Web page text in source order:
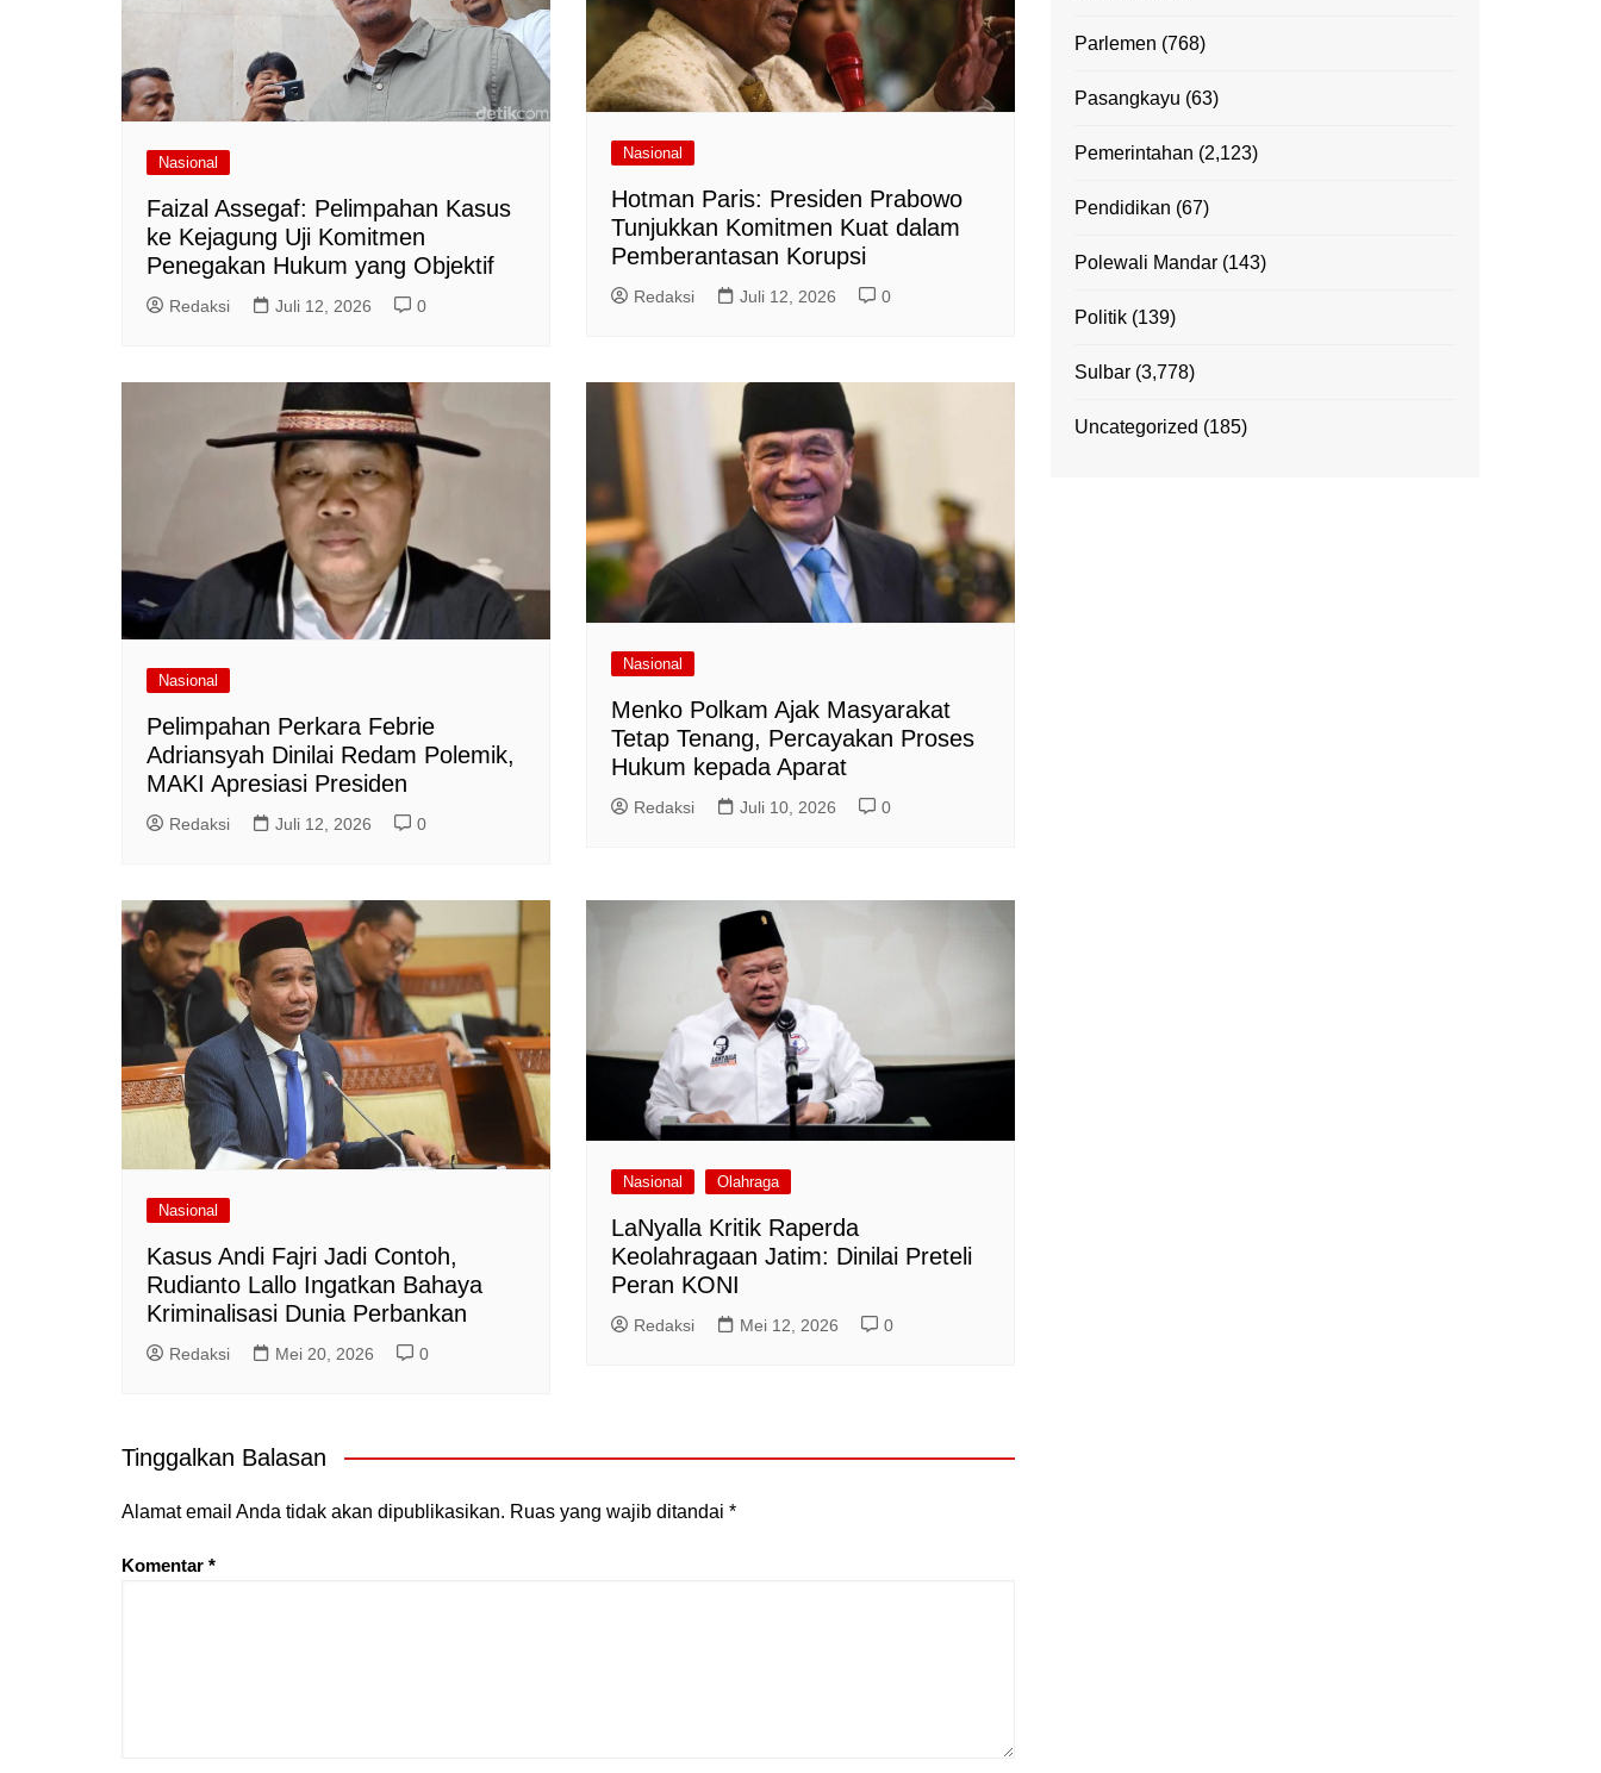
Nasional
Faizal Assegaf: Pelimpahan Kasus
ke Kejagung Uji Komitmen
Penegakan Hukum yang Objektif
Redaksi Juli 12, 2026 0
Nasional
Hotman Paris: Presiden Prabowo
Tunjukkan Komitmen Kuat dalam
Pemberantasan Korupsi
Redaksi Juli 12, 2026 0
Nasional
Pelimpahan Perkara Febrie
Adriansyah Dinilai Redam Polemik,
MAKI Apresiasi Presiden
Redaksi Juli 12, 2026 0
Nasional
Menko Polkam Ajak Masyarakat
Tetap Tenang, Percayakan Proses
Hukum kepada Aparat
Redaksi Juli 10, 2026 0
Nasional
Kasus Andi Fajri Jadi Contoh,
Rudianto Lallo Ingatkan Bahaya
Kriminalisasi Dunia Perbankan
Redaksi Mei 20, 2026 0
Nasional Olahraga
LaNyalla Kritik Raperda
Keolahragaan Jatim: Dinilai Preteli
Peran KONI
Redaksi Mei 12, 2026 0
Tinggalkan Balasan
Alamat email Anda tidak akan dipublikasikan. Ruas yang wajib ditandai *
Komentar *
Parlemen (768)
Pasangkayu (63)
Pemerintahan (2,123)
Pendidikan (67)
Polewali Mandar (143)
Politik (139)
Sulbar (3,778)
Uncategorized (185)